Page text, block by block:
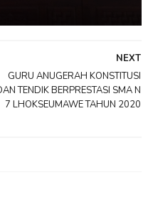
NEXT
GURU ANUGERAH KONSTITUSI
TENDIK BERPRESTASI SMA N
7 LHOKSEUMAWE TAHUN 2020